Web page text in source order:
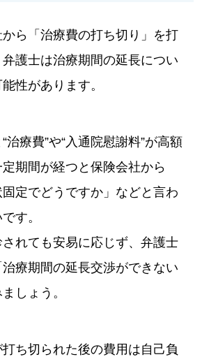
ら「治療費の打ち切り」を打
護士は治療期間の延長につい
性があります。
治療費”や“入通院慰謝料”が高額
期間が経つと保険会社から
固定でどうですか」などと言わ
す。
れても安易に応じず、弁護士
療期間の延長交渉ができない
しょう。
ち切られた後の費用は自己負